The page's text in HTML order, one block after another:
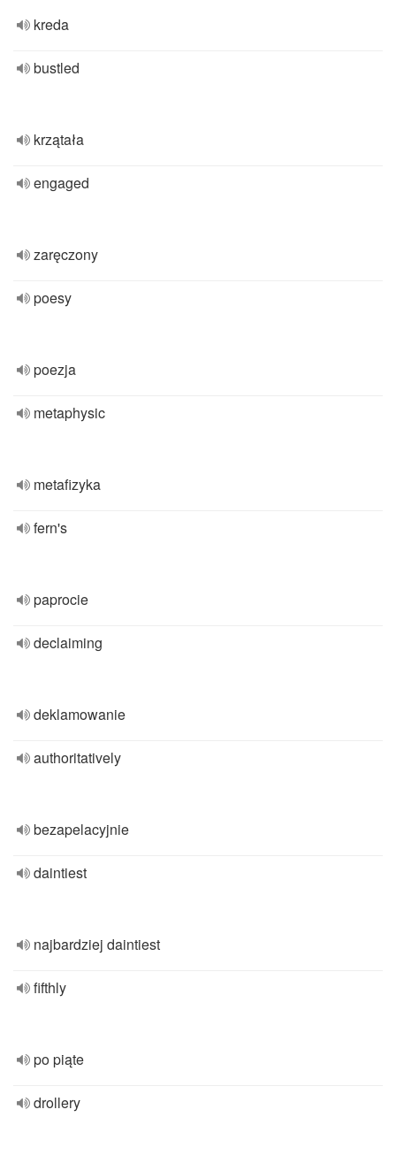
kreda
bustled
krzątała
engaged
zaręczony
poesy
poezja
metaphysic
metafizyka
fern's
paprocie
declaiming
deklamowanie
authoritatively
bezapelacyjnie
daintiest
najbardziej daintiest
fifthly
po piąte
drollery